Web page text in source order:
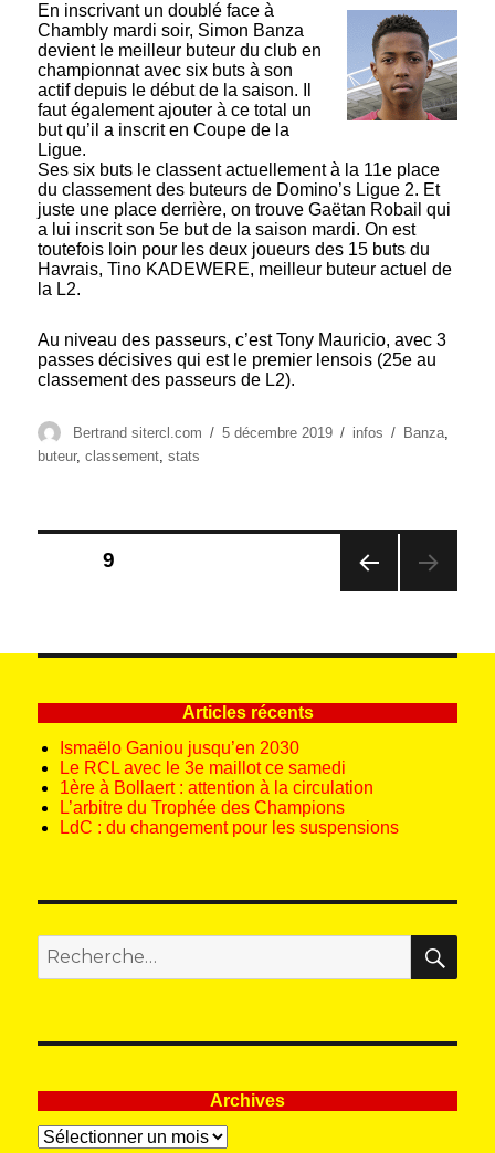
En inscrivant un doublé face à
Chambly mardi soir, Simon Banza
devient le meilleur buteur du club en
championnat avec six buts à son
actif depuis le début de la saison. Il
faut également ajouter à ce total un
but qu’il a inscrit en Coupe de la
Ligue.
Ses six buts le classent actuellement à la 11e place
du classement des buteurs de Domino’s Ligue 2. Et
juste une place derrière, on trouve Gaëtan Robail qui
a lui inscrit son 5e but de la saison mardi. On est
toutefois loin pour les deux joueurs des 15 buts du
Havrais, Tino KADEWERE, meilleur buteur actuel de
la L2.
Au niveau des passeurs, c’est Tony Mauricio, avec 3
passes décisives qui est le premier lensois (25e au
classement des passeurs de L2).
Auteur
Bertrand sitercl.com
Publié
5 décembre 2019 Catégories
infos Étiquettes
Banza,
buteur,classement,stats
Pagination
CÉD
E
PAGE9
Articles récents
Ismaëlo Ganiou jusqu’en 2030
Le RCL avec le 3e maillot ce samedi
1ère à Bollaert : attention à la circulation
L’arbitre du Trophée des Champions
LdC : du changement pour les suspensions
pour
:
Archives
Archives